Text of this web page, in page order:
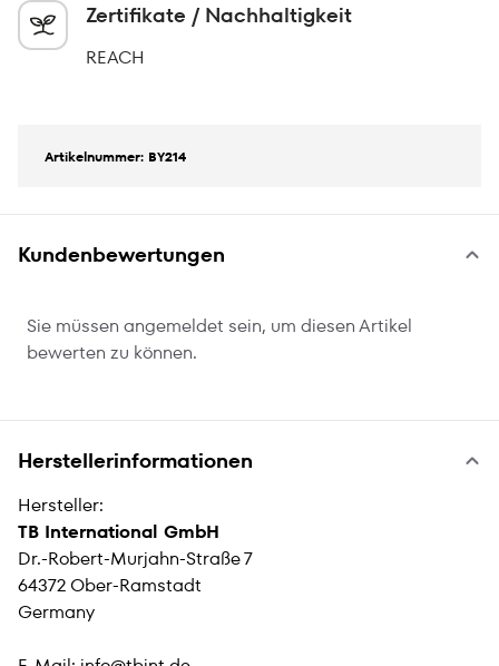
Zertifikate / Nachhaltigkeit
REACH
Artikelnummer: BY214
Kundenbewertungen
Sie müssen angemeldet sein, um diesen Artikel
bewerten zu können.
Herstellerinformationen
Hersteller:
TB International GmbH
Dr.-Robert-Murjahn-Straße 7
64372 Ober-Ramstadt
Germany